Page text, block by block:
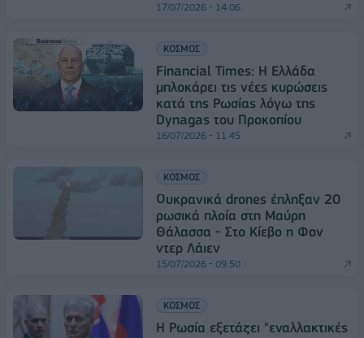
17/07/2026 - 14:06
ΚΟΣΜΟΣ
Financial Times: Η Ελλάδα
μπλοκάρει τις νέες κυρώσεις
κατά της Ρωσίας λόγω της
Dynagas του Προκοπίου
16/07/2026 - 11:45
ΚΟΣΜΟΣ
Ουκρανικά drones έπληξαν 20
ρωσικά πλοία στη Μαύρη
Θάλασσα - Στο Κίεβο η Φον
ντερ Λάιεν
15/07/2026 - 09:50
ΚΟΣΜΟΣ
Η Ρωσία εξετάζει "εναλλακτικές